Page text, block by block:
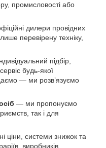
промисловості або
дилери провідних
перевірену техніку,
підбір,
будь-якої
— ми розв’язуємо
— ми пропонуємо
так і для
ціни, системи знижок та
виробників,